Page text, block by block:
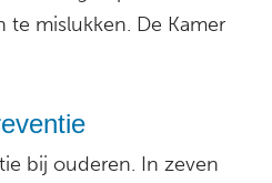
mislukken. De Kamer
bij ouderen. In zeven